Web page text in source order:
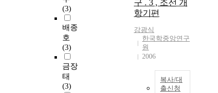
(3)
배종
호
(3)
금장
태
(3)
구 . 3 , 조선 개
항기편
강광식
한국학중앙연구
원
2006
복사/대
출신청